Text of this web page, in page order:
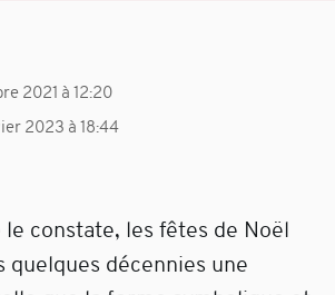
2021 à 12:20
2023 à 18:44
constate, les fêtes de Noël
quelques décennies une